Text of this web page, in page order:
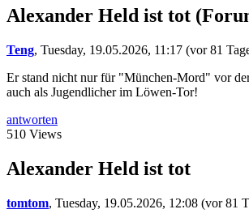
Alexander Held ist tot
Teng, Tuesday, 19.05.2026, 11:17 (vor 81
Er stand nicht nur für "München-Mord" vor
auch als Jugendlicher im Löwen-Tor!
antworten
510 Views
Alexander Held ist tot
tomtom, Tuesday, 19.05.2026, 12:08 (vor 81